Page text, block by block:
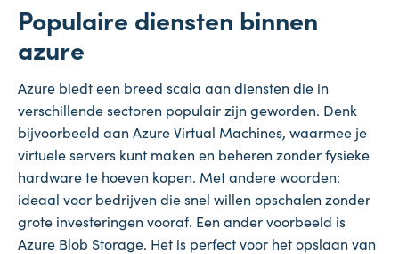
Populaire diensten binnen
azure
Azure biedt een breed scala aan diensten die in
verschillende sectoren populair zijn geworden. Denk
bijvoorbeeld aan Azure Virtual Machines, waarmee je
virtuele servers kunt maken en beheren zonder fysieke
hardware te hoeven kopen. Met andere woorden:
ideaal voor bedrijven die snel willen opschalen zonder
grote investeringen vooraf. Een ander voorbeeld is
Azure Blob Storage. Het is perfect voor het opslaan van